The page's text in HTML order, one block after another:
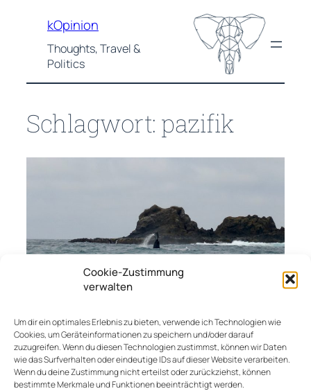
Cookie-Zustimmung
verwalten
Um dir ein optimales Erlebnis zu bieten, verwende ich Technologien wie
Cookies, um Geräteinformationen zu speichern und/oder darauf
zuzugreifen. Wenn du diesen Technologien zustimmst, können wir Daten
wie das Surfverhalten oder eindeutige IDs auf dieser Website verarbeiten.
Wenn du deine Zustimmung nicht erteilst oder zurückziehst, können
bestimmte Merkmale und Funktionen beeinträchtigt werden.
springen
kOpinion
Thoughts, Travel &
Politics
Schlagwort: pazifik
Vom Hochland an die
Pazifikküste